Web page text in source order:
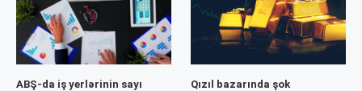
ABŞ-da iş yerlərinin sayı
Qızıl bazarında şok